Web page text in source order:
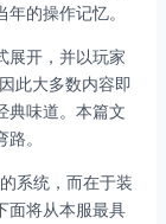
的操作记忆。
展开，并以玩家
此大多数内容即
典味道。本篇文
。
系统，而在于装
面将从本服最具